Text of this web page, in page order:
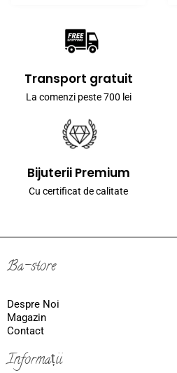
Transport gratuit
La comenzi peste 700 lei
Bijuterii Premium
Cu certificat de calitate
Ba-store
Despre Noi
Magazin
Contact
Informații